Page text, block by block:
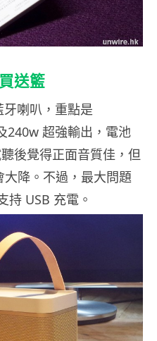
送籃
喇叭，重點是
240w 超強輸出，電池
後覺得正面音質佳，但
降。不過，最大問題
持 USB 充電。